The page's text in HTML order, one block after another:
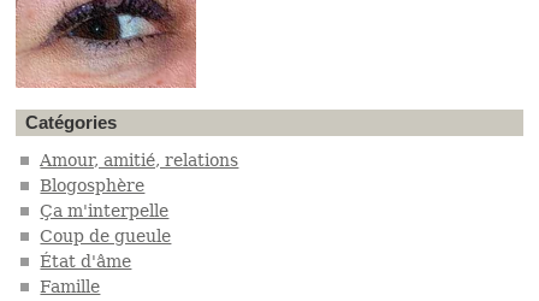
Catégories
Amour, amitié, relations
Blogosphère
Ça m'interpelle
Coup de gueule
État d'âme
Famille